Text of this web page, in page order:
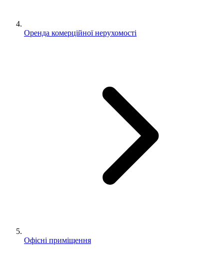
Оренда комерційної нерухомості
Офісні приміщення